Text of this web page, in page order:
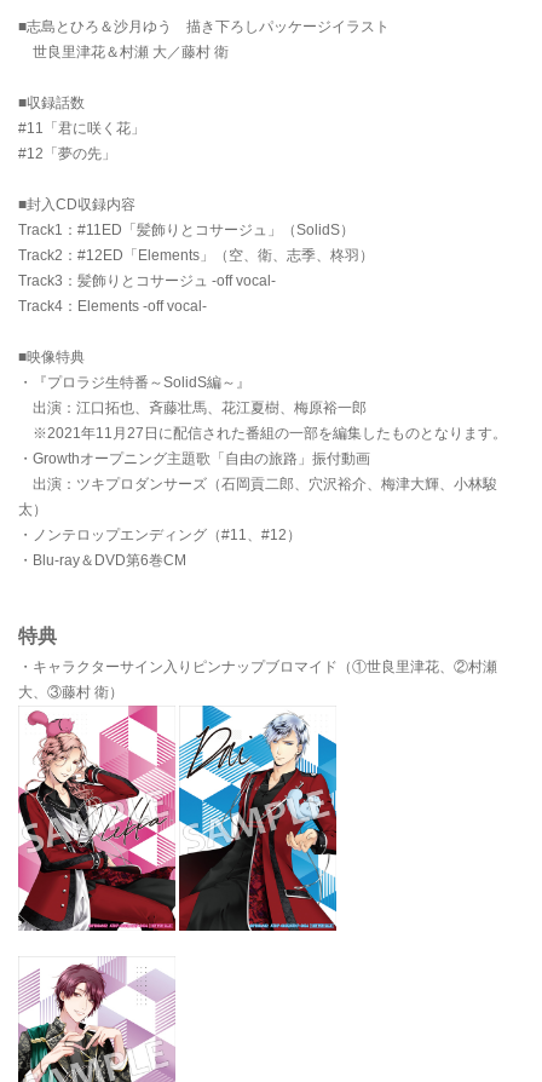
■志島とひろ＆沙月ゆう 描き下ろしパッケージイラスト
世良里津花＆村瀬 大／藤村 衛
■収録話数
#11「君に咲く花」
#12「夢の先」
■封入CD収録内容
Track1：#11ED「髪飾りとコサージュ」（SolidS）
Track2：#12ED「Elements」（空、衛、志季、柊羽）
Track3：髪飾りとコサージュ -off vocal-
Track4：Elements -off vocal-
■映像特典
・『プロラジ生特番～SolidS編～』
出演：江口拓也、斉藤壮馬、花江夏樹、梅原裕一郎
※2021年11月27日に配信された番組の一部を編集したものとなります。
・Growthオープニング主題歌「自由の旅路」振付動画
出演：ツキプロダンサーズ（石岡貢二郎、穴沢裕介、梅津大輝、小林駿
太）
・ノンテロップエンディング（#11、#12）
・Blu-ray＆DVD第6巻CM
特典
・キャラクターサイン入りピンナップブロマイド（①世良里津花、②村瀬
大、③藤村 衛）